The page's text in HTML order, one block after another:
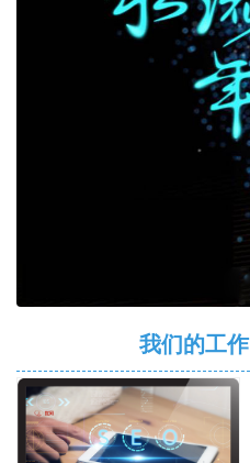
我们的工作